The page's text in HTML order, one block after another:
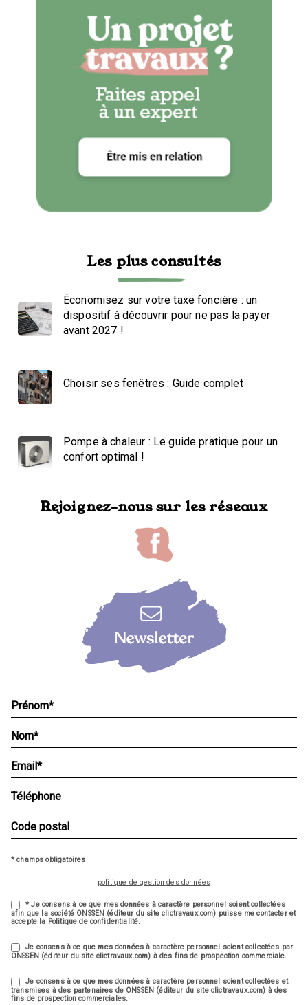
Les plus consultés
Économisez sur votre taxe foncière : un
dispositif à découvrir pour ne pas la payer
avant 2027 !
Choisir ses fenêtres : Guide complet
Pompe à chaleur : Le guide pratique pour un
confort optimal !
Rejoignez-nous sur les réseaux
* champs obligatoires
politique de gestion des données
* Je consens à ce que mes données à caractère personnel soient collectées
afin que la société ONSSEN (éditeur du site clictravaux.com) puisse me contacter et
accepte la Politique de confidentialité.
Je consens à ce que mes données à caractère personnel soient collectées par
ONSSEN (éditeur du site clictravaux.com) à des fins de prospection commerciale.
Je consens à ce que mes données à caractère personnel soient collectées et
transmises à des partenaires de ONSSEN (éditeur du site clictravaux.com) à des
fins de prospection commerciales.